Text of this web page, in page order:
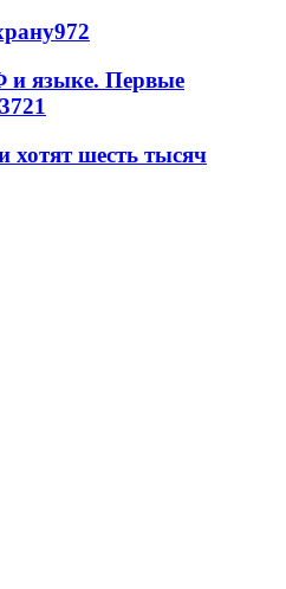
972
и языке. Первые
21
шесть тысяч